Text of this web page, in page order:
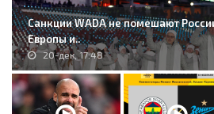
Санкции WADA не помешают
Европы и..
20-дек, 17:48